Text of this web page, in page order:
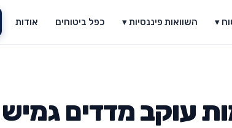
▾ השוואות פיננסיות ▾ כפל ביטוחים אודות
עוקב מדדים גמיש